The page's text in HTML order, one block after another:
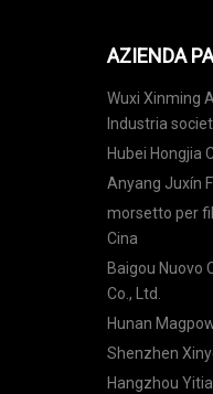
AZIENDA
Wuxi Xinming
Industria
Hubei Hongjia
Anyang Juxín
morsetto per
Cina
Baigou Nuovo
Co., Ltd.
Hunan
Shenzhen
Hangzhou